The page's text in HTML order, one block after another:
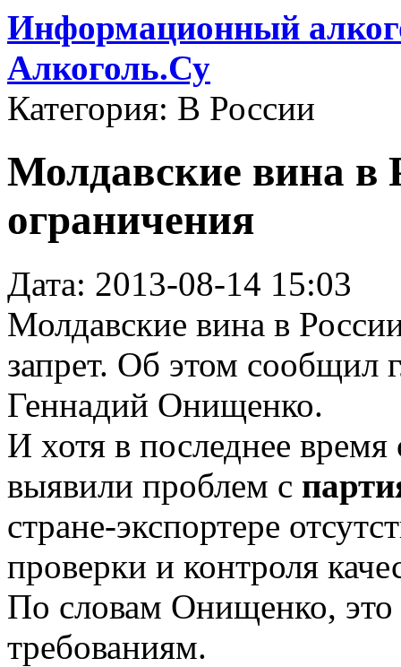
Информационный
Алкоголь.Су
Категория: В России
Молдавские вина в
ограничения
Дата: 2013-08-14 15:03
Молдавские вина в
запрет. Об этом сообщил
Геннадий Онищенко.
И хотя в последнее
выявили проблем с
стране-экспортере
проверки и контроля
По словам Онищенко, это
требованиям.